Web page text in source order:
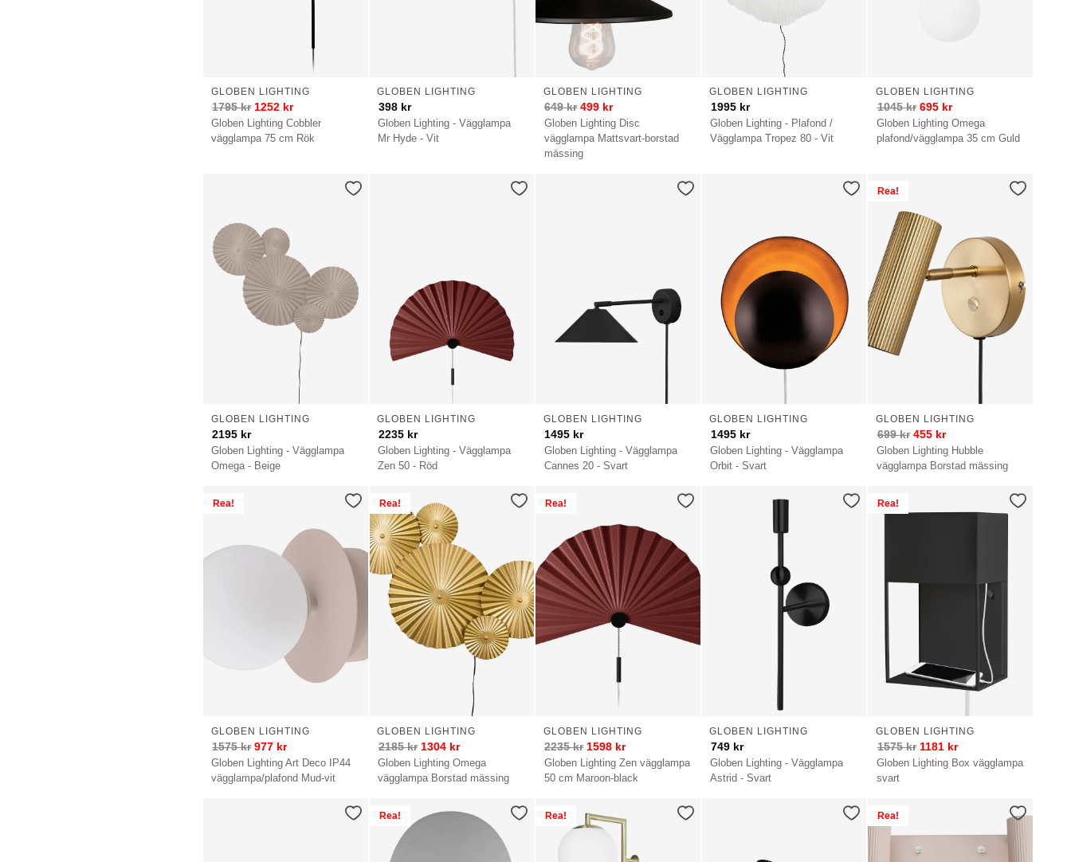
Globen Lighting Cobbler
vägglampa 75 cm Rök
GLOBEN LIGHTING
1795kr 1252 kr
Globen Lighting - Vägglampa
Mr Hyde - Vit
GLOBEN LIGHTING
398 kr
Globen Lighting Disc
vägglampa Mattsvart-borstad
mässing
GLOBEN LIGHTING
649kr 499 kr
Globen Lighting - Plafond /
Vägglampa Tropez 80 - Vit
GLOBEN LIGHTING
1995 kr
Globen Lighting Omega
plafond/vägglampa 35 cm Guld
GLOBEN LIGHTING
1045kr 695 kr
Globen Lighting - Vägglampa
Omega - Beige
GLOBEN LIGHTING
2195 kr
Globen Lighting - Vägglampa
Zen 50 - Röd
GLOBEN LIGHTING
2235 kr
Globen Lighting - Vägglampa
Cannes 20 - Svart
GLOBEN LIGHTING
1495 kr
Globen Lighting - Vägglampa
Orbit - Svart
GLOBEN LIGHTING
1495 kr
Rea!
Globen Lighting Hubble
vägglampa Borstad mässing
GLOBEN LIGHTING
699kr 455 kr
Rea!
Globen Lighting Art Deco IP44
vägglampa/plafond Mud-vit
GLOBEN LIGHTING
1575kr 977 kr
Rea!
Globen Lighting Omega
vägglampa Borstad mässing
GLOBEN LIGHTING
2185kr 1304 kr
Rea!
Globen Lighting Zen vägglampa
50 cm Maroon-black
GLOBEN LIGHTING
2235kr 1598 kr
Globen Lighting - Vägglampa
Astrid - Svart
GLOBEN LIGHTING
749 kr
Rea!
Globen Lighting Box vägglampa
svart
GLOBEN LIGHTING
1575kr 1181 kr
Rea! Rea! Rea!